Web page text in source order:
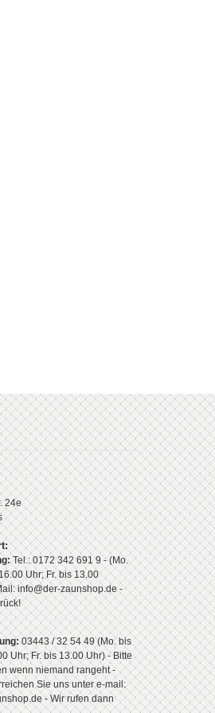
24e
Tel.: 0172 342 691 9 - (Mo.
Uhr; Fr. bis 13.00
info@der-zaunshop.de-
03443 / 32 54 49 (Mo. bis
Uhr; Fr. bis 13.00 Uhr) - Bitte
wenn niemand rangeht -
Sie uns unter e-mail:
- Wir rufen dann